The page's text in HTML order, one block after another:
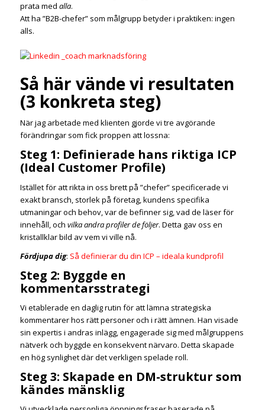
prata med alla.
Att ha ”B2B-chefer” som målgrupp betyder i praktiken: ingen
alls.
Så här vände vi resultaten
(3 konkreta steg)
När jag arbetade med klienten gjorde vi tre avgörande
förändringar som fick proppen att lossna:
Steg 1: Definierade hans riktiga ICP
(Ideal Customer Profile)
Istället för att rikta in oss brett på ”chefer” specificerade vi
exakt bransch, storlek på företag, kundens specifika
utmaningar och behov, var de befinner sig, vad de läser för
innehåll, och vilka andra profiler de följer. Detta gav oss en
kristallklar bild av vem vi ville nå.
Fördjupa dig: Så definierar du din ICP – ideala kundprofil
Steg 2: Byggde en
kommentarsstrategi
Vi etablerade en daglig rutin för att lämna strategiska
kommentarer hos rätt personer och i rätt ämnen. Han visade
sin expertis i andras inlägg, engagerade sig med målgruppens
nätverk och byggde en konsekvent närvaro. Detta skapade
en hög synlighet där det verkligen spelade roll.
Steg 3: Skapade en DM-struktur som
kändes mänsklig